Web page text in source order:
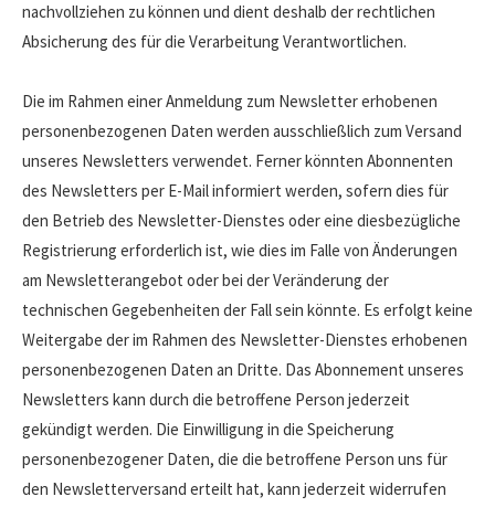
nachvollziehen zu können und dient deshalb der rechtlichen
Absicherung des für die Verarbeitung Verantwortlichen.
Die im Rahmen einer Anmeldung zum Newsletter erhobenen
personenbezogenen Daten werden ausschließlich zum Versand
unseres Newsletters verwendet. Ferner könnten Abonnenten
des Newsletters per E-Mail informiert werden, sofern dies für
den Betrieb des Newsletter-Dienstes oder eine diesbezügliche
Registrierung erforderlich ist, wie dies im Falle von Änderungen
am Newsletterangebot oder bei der Veränderung der
technischen Gegebenheiten der Fall sein könnte. Es erfolgt keine
Weitergabe der im Rahmen des Newsletter-Dienstes erhobenen
personenbezogenen Daten an Dritte. Das Abonnement unseres
Newsletters kann durch die betroffene Person jederzeit
gekündigt werden. Die Einwilligung in die Speicherung
personenbezogener Daten, die die betroffene Person uns für
den Newsletterversand erteilt hat, kann jederzeit widerrufen